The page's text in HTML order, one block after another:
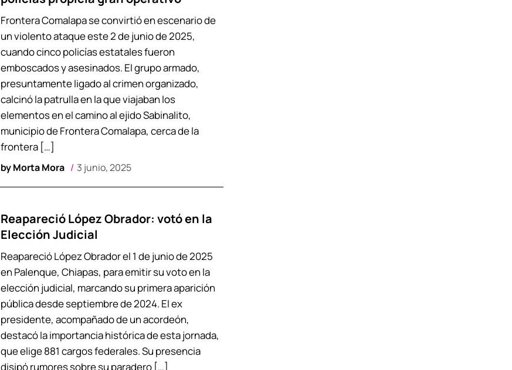
byMorta Mora 3 junio, 2025
Frontera Comalapa se convirtió en escenario de
un violento ataque este 2 de junio de 2025,
cuando cinco policías estatales fueron
emboscados y asesinados. El grupo armado,
presuntamente ligado al crimen organizado,
calcinó la patrulla en la que viajaban los
elementos en el camino al ejido Sabinalito,
municipio de Frontera Comalapa, cerca de la
frontera […]
Reapareció López Obrador: votó en la
Elección Judicial
Reapareció López Obrador el 1 de junio de 2025
en Palenque, Chiapas, para emitir su voto en la
elección judicial, marcando su primera aparición
pública desde septiembre de 2024. El ex
presidente, acompañado de un acordeón,
destacó la importancia histórica de esta jornada,
que elige 881 cargos federales. Su presencia
disipó rumores sobre su paradero […]